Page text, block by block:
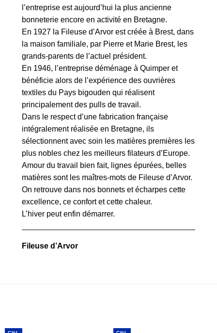
l’entreprise est aujourd’hui la plus ancienne
bonneterie encore en activité en Bretagne.
En 1927 la Fileuse d’Arvor est créée à Brest, dans
la maison familiale, par Pierre et Marie Brest, les
grands-parents de l’actuel président.
En 1946, l’entreprise déménage à Quimper et
bénéficie alors de l’expérience des ouvrières
textiles du Pays bigouden qui réalisent
principalement des pulls de travail.
Dans le respect d’une fabrication française
intégralement réalisée en Bretagne, ils
sélectionnent avec soin les matières premières les
plus nobles chez les meilleurs filateurs d’Europe.
Amour du travail bien fait, lignes épurées, belles
matières sont les maîtres-mots de Fileuse d’Arvor.
On retrouve dans nos bonnets et écharpes cette
excellence, ce confort et cette chaleur.
L’hiver peut enfin démarrer.
Fileuse d’Arvor